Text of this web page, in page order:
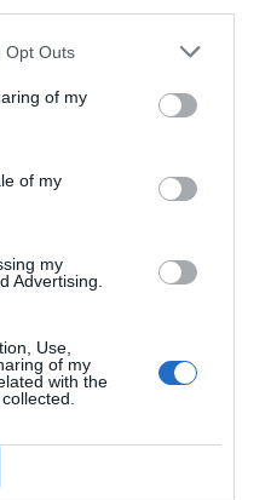
Opt Outs
of my
of my
my
Advertising.
Use,
of my
with the